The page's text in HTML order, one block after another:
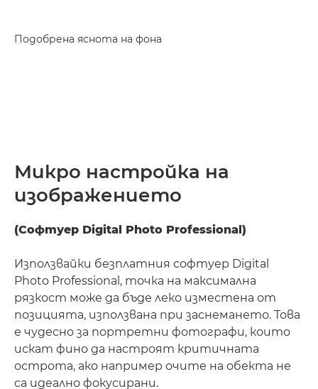
Подобрена яснота на фона
Микро настройка на
изображението
(Софтуер Digital Photo Professional)
Използвайки безплатния софтуер Digital
Photo Professional, точка на максимална
рязкост може да бъде леко изместена от
позицията, използвана при заснемането. Това
е чудесно за портретни фотографи, които
искат фино да настроят критичната
острота, ако например очите на обекта не
са идеално фокусирани.